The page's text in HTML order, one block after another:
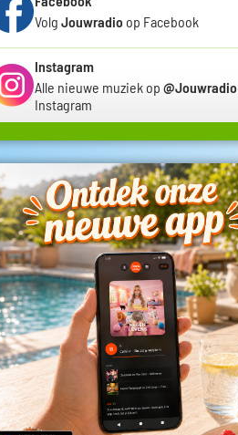
Volg Jouwradio op Facebook
Instagram
Alle nieuwe muziek op @Jouwradio
Instagram